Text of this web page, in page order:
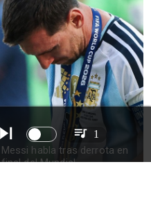
Messi habla tras derrota en
final del Mundial
1